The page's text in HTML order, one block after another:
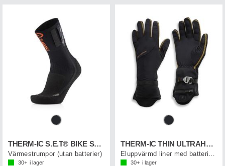
THERM-IC S.E.T® BIKE SOCK
Värmestrumpor (utan batterier)
30+ i lager
THERM-IC THIN ULTRAHEAT LINER
30+ i lager